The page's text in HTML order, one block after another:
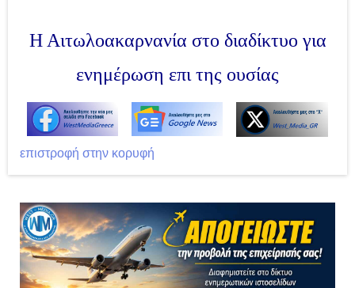
Η Αιτωλοακαρνανία στο διαδίκτυο για
ενημέρωση επι της ουσίας
επιστροφή στην κορυφή